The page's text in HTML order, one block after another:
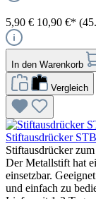
5,90 € 10,90 €*
In den Warenkorb
Vergleich
Stiftausdrücker
Stiftausdrücker
Der Metallstift hat
einsetzbar.
und einfach zu